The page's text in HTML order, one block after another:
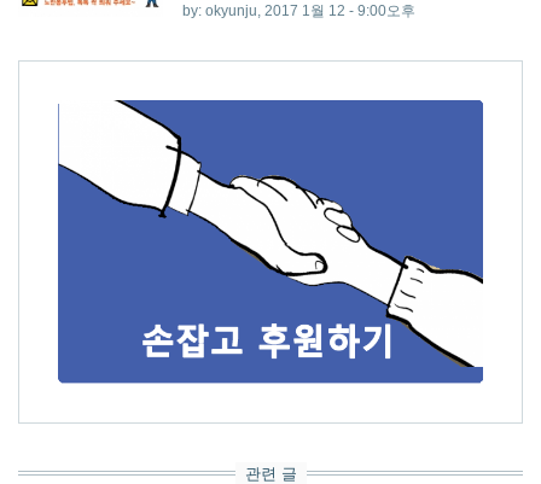
by: okyunju, 2017 1월 12 - 9:00오후
관련 글